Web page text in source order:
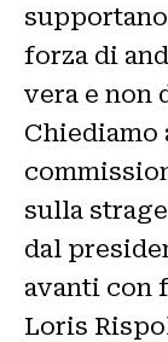
forza di
vera e non
Chiediamo
sulla
dal
avanti con
Loris